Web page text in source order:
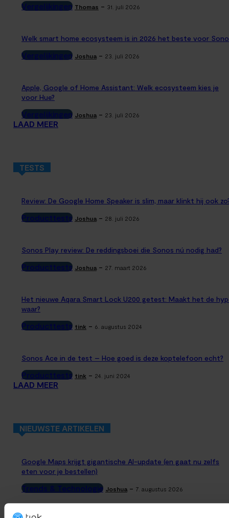
Vergelijkingen Thomas - 31. juli 2026
Welk smart home ecosysteem is in 2026 het beste voor
Vergelijkingen Joshua - 23. juli 2026
Apple, Google of Home Assistant: Welk ecosysteem kies je
voor Hue?
Vergelijkingen Joshua - 23. juli 2026
LAAD MEER
TESTS
Review: De Google Home Speaker is slim, maar klinkt hij ook
Producttests Joshua - 28. juli 2026
Sonos Play review: De reddingsboei die Sonos nú nodig had?
Producttests Joshua - 27. maart 2026
Het nieuwe Aqara Smart Lock U200 getest: Maakt het de
waar?
Producttests tink - 6. augustus 2024
Sonos Ace in de test – Hoe goed is deze koptelefoon echt?
Producttests tink - 24. juni 2024
LAAD MEER
NIEUWSTE ARTIKELEN
Google Maps krijgt gigantische AI-update (en gaat nu zelfs
eten voor je bestellen)
Trends & Technologie Joshua - 7. augustus 2026